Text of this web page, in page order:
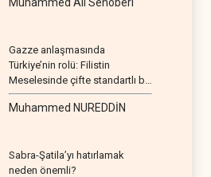
Gazze anlaşmasında
Türkiye’nin rolü: Filistin
Meselesinde çifte standartlı bir
seyir
Muhammed NUREDDİN
Sabra-Şatila’yı hatırlamak
neden önemli?